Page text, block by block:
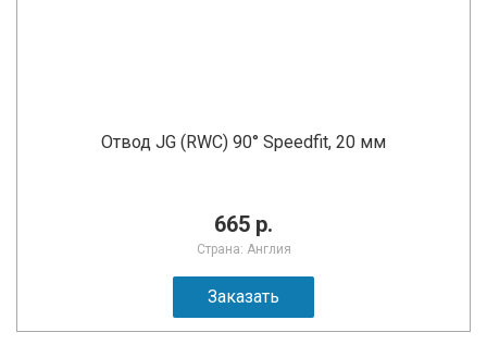
Отвод JG (RWC) 90° Speedfit, 20 мм
665 р.
Страна: Англия
Заказать